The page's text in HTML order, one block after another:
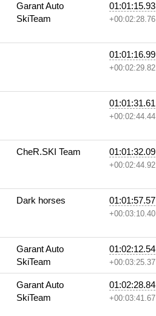
Garant Auto
SkiTeam
01:01:15.93
+00:02:28.76
01:01:16.99
+00:02:29.82
01:01:31.61
+00:02:44.44
CheR.SKI Team 01:01:32.09
+00:02:44.92
Dark horses 01:01:57.57
+00:03:10.40
Garant Auto
SkiTeam
01:02:12.54
+00:03:25.37
Garant Auto
SkiTeam
01:02:28.84
+00:03:41.67